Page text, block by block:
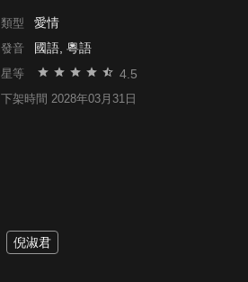
類型 愛情
發音 國語, 粵語
星等 4.5
下架時間 2028年03月31日
倪淑君